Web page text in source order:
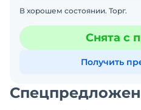
В хорошем состоянии. Торг.
Снята с
Получить